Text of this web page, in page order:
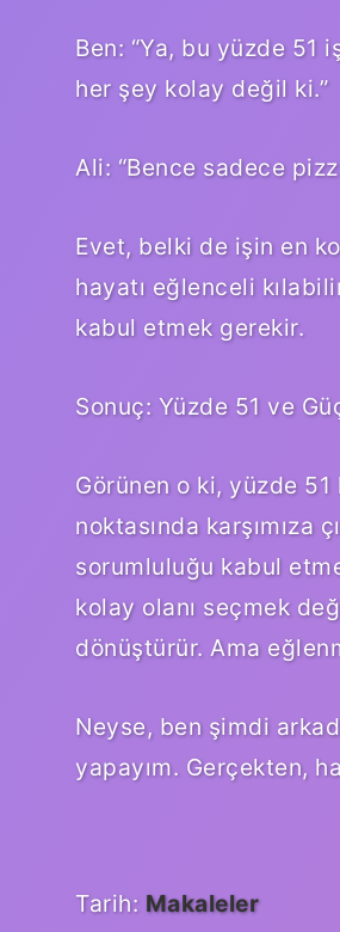
Ben: “Ya, bu yüzde 51
her şey kolay değil ki.”
Ali: “Bence sadece
Evet, belki de işin en
hayatı eğlenceli
kabul etmek gerekir.
Sonuç: Yüzde 51 ve
Görünen o ki, yüzde
noktasında
sorumluluğu kabul
kolay olanı seçmek
dönüştürür. Ama
Neyse, ben şimdi
yapayım. Gerçekten,
Tarih: Makaleler